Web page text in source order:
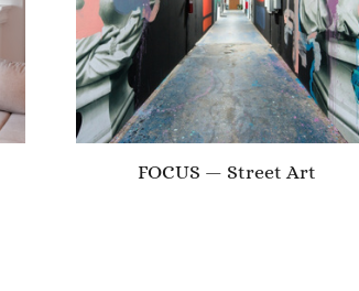
FOCUS — Street Art